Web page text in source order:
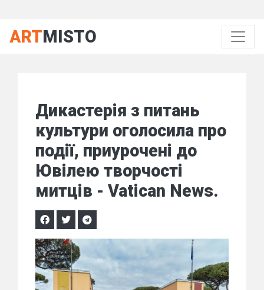
ARTMISTO
Дикастерія з питань
культури оголосила про
події, приурочені до
Ювілею творчості
митців - Vatican News.